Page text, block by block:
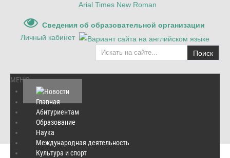
Arial Times New Roman
Сведения об образовательной организации
Личный кабинет
Поиск
МЕНЮ
Главная
Абитуриентам
Образование
Наука
Международная деятельность
Культура и спорт
Главная / Новости
Старт ПРИЕМНОЙ КАМПАНИИ СГУВТ